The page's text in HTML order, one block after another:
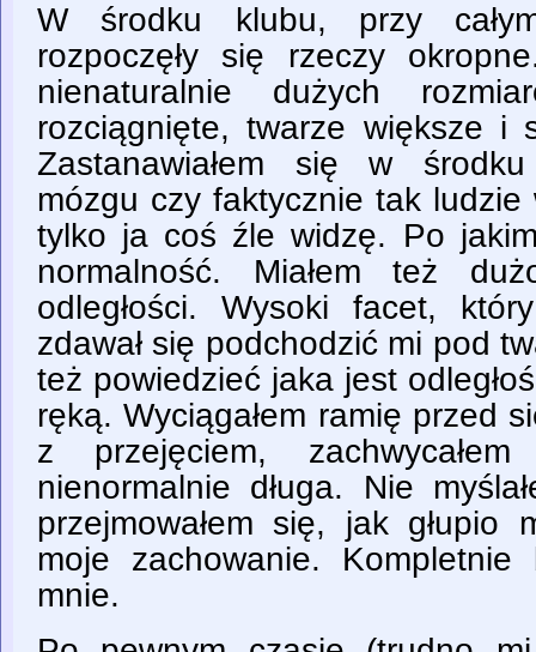
W środku klubu, przy
rozpoczęły się rzeczy
nienaturalnie dużych
rozciągnięte, twarze większe i
Zastanawiałem się w
mózgu czy faktycznie tak
tylko ja coś źle widzę. Po
normalność. Miałem też
odległości. Wysoki facet,
zdawał się podchodzić mi pod
też powiedzieć jaka jest
ręką. Wyciągałem ramię przed
z przejęciem,
nienormalnie długa. Nie
przejmowałem się, jak głupio
moje zachowanie.
mnie.